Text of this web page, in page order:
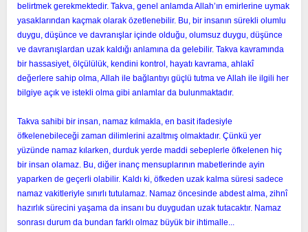
belirtmek gerekmektedir. Takva, genel anlamda Allah’ın emirlerine uymak
yasaklarından kaçmak olarak özetlenebilir. Bu, bir insanın sürekli olumlu
duygu, düşünce ve davranışlar içinde olduğu, olumsuz duygu, düşünce
ve davranışlardan uzak kaldığı anlamına da gelebilir. Takva kavramında
bir hassasiyet, ölçülülük, kendini kontrol, hayatı kavrama, ahlakî
değerlere sahip olma, Allah ile bağlantıyı güçlü tutma ve Allah ile ilgili her
bilgiye açık ve istekli olma gibi anlamlar da bulunmaktadır.
Takva sahibi bir insan, namaz kılmakla, en basit ifadesiyle
öfkelenebileceği zaman dilimlerini azaltmış olmaktadır. Çünkü yer
yüzünde namaz kılarken, durduk yerde maddi sebeplerle öfkelenen hiç
bir insan olamaz. Bu, diğer inanç mensuplarının mabetlerinde ayin
yaparken de geçerli olabilir. Kaldı ki, öfkeden uzak kalma süresi sadece
namaz vakitleriyle sınırlı tutulamaz. Namaz öncesinde abdest alma, zihnî
hazırlık sürecini yaşama da insanı bu duygudan uzak tutacaktır. Namaz
sonrası durum da bundan farklı olmaz büyük bir ihtimalle...